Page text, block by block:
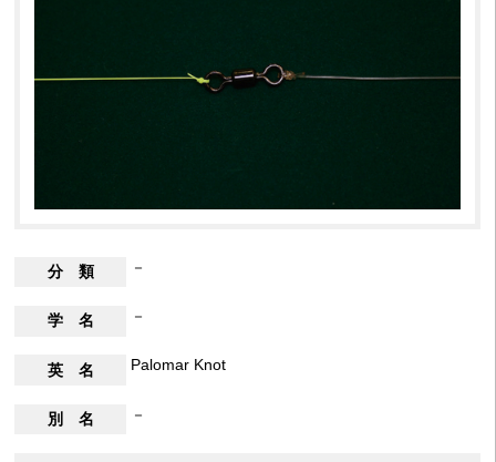
分 類 －
学 名 －
英 名 Palomar Knot
別 名 －